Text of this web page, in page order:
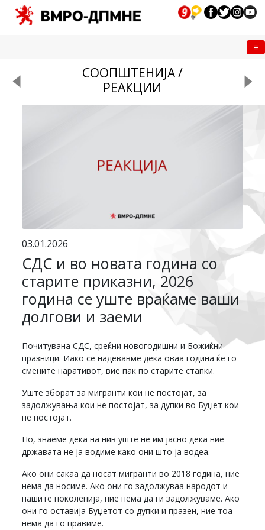
СООПШТЕНИЈА /
РЕАКЦИИ
03.01.2026
СДС и во новата година со
старите приказни, 2026
година се уште враќаме ваши
долгови и заеми
Почитувана СДС, среќни новогодишни и Божиќни
празници. Иако се надевавме дека оваа година ќе го
смените наративот, вие пак по старите стапки.
Уште зборат за мигранти кои не постојат, за
задолжувања кои не постојат, за дупки во Буџет кои
не постојат.
Но, знаеме дека на нив уште не им јасно дека ние
државата не ја водиме како они што ја водеа.
Ако они сакаа да носат мигранти во 2018 година, ние
нема да носиме. Ако они го задолжуваа народот и
нашите поколенија, ние нема да ги задолжуваме. Ако
они го оставија Буџетот со дупки и празен, ние тоа
нема да го правиме.